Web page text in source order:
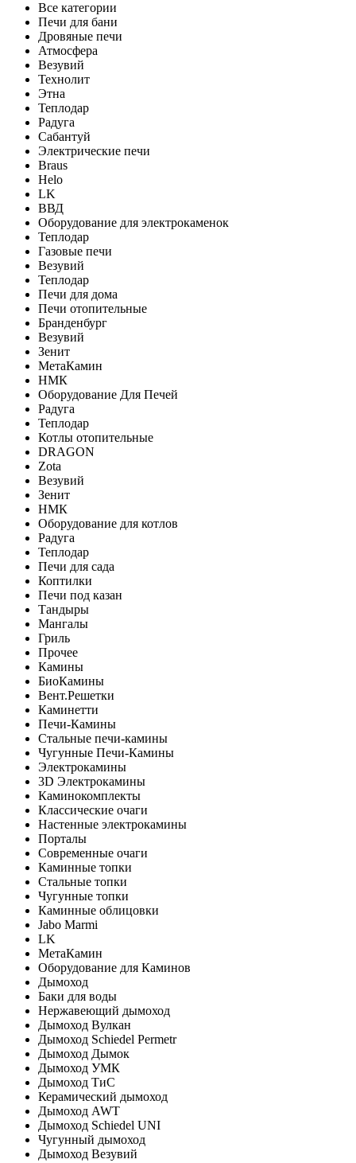
Все категории
Печи для бани
Дровяные печи
Атмосфера
Везувий
Технолит
Этна
Теплодар
Радуга
Сабантуй
Электрические печи
Braus
Helo
LK
ВВД
Оборудование для электрокаменок
Теплодар
Газовые печи
Везувий
Теплодар
Печи для дома
Печи отопительные
Бранденбург
Везувий
Зенит
МетаКамин
НМК
Оборудование Для Печей
Радуга
Теплодар
Котлы отопительные
DRAGON
Zota
Везувий
Зенит
НМК
Оборудование для котлов
Радуга
Теплодар
Печи для сада
Коптилки
Печи под казан
Тандыры
Мангалы
Гриль
Прочее
Камины
БиоКамины
Вент.Решетки
Каминетти
Печи-Камины
Стальные печи-камины
Чугунные Печи-Камины
Электрокамины
3D Электрокамины
Каминокомплекты
Классические очаги
Настенные электрокамины
Порталы
Современные очаги
Каминные топки
Стальные топки
Чугунные топки
Каминные облицовки
Jabo Marmi
LK
МетаКамин
Оборудование для Каминов
Дымоход
Баки для воды
Нержавеющий дымоход
Дымоход Вулкан
Дымоход Schiedel Permetr
Дымоход Дымок
Дымоход УМК
Дымоход ТиС
Керамический дымоход
Дымоход AWT
Дымоход Schiedel UNI
Чугунный дымоход
Дымоход Везувий